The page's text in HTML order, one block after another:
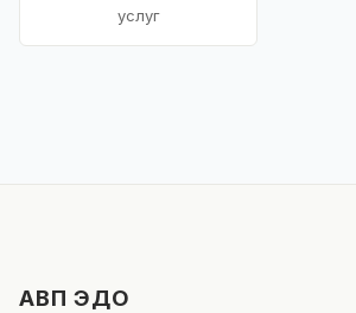
услуг
АВП ЭДО